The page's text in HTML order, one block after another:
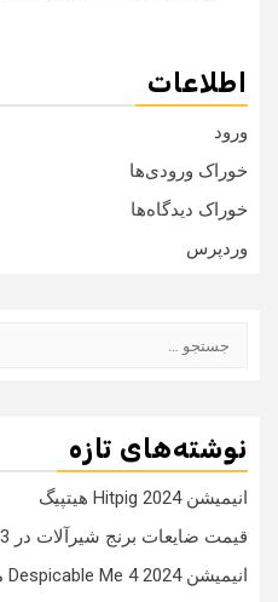
اطلاعات
ورود
خوراک ورودی‌ها
خوراک دیدگاه‌ها
وردپرس
نوشته‌های تازه
انیمیشن Hitpig 2024 هیتپیگ
قیمت ضایعات برنج شیرآلات در 1403
انیمیشن Despicable Me 4 2024 من نفرت انگیز 4